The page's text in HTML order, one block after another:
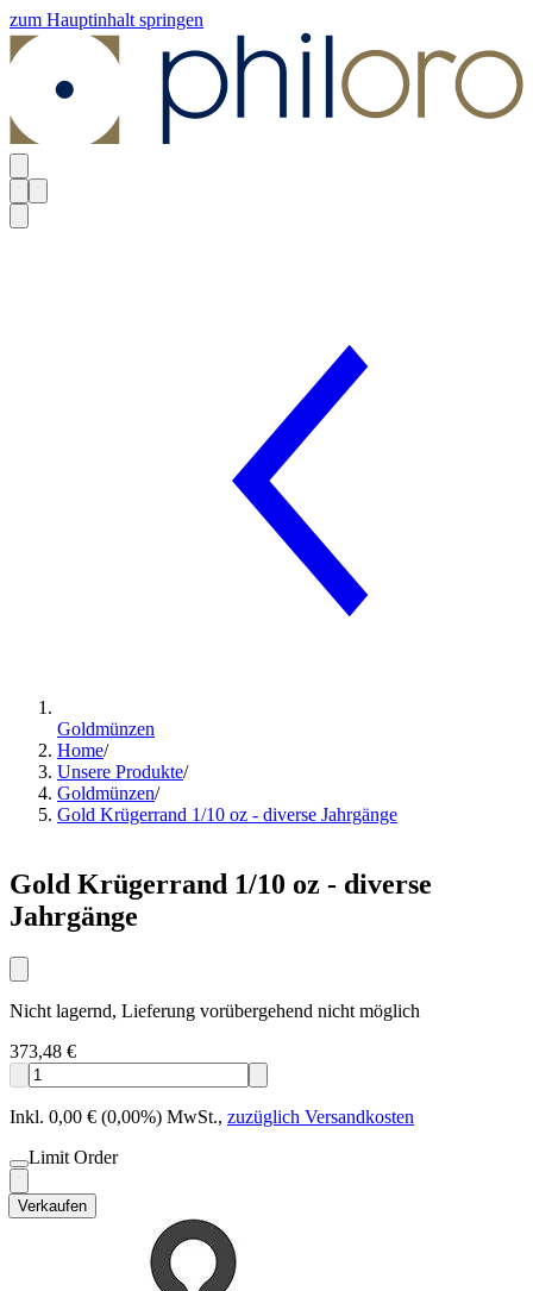
zum Hauptinhalt springen
Goldmünzen
Home/
Unsere Produkte/
Goldmünzen/
Gold Krügerrand 1/10 oz - diverse Jahrgänge
Gold Krügerrand 1/10 oz - diverse
Jahrgänge
Nicht lagernd, Lieferung vorübergehend nicht möglich
373,48 €
Inkl. 0,00 € (0,00%) MwSt., zuzüglich Versandkosten
Limit Order
Verkaufen